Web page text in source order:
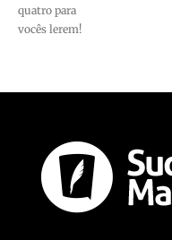
quatro para
vocês lerem!